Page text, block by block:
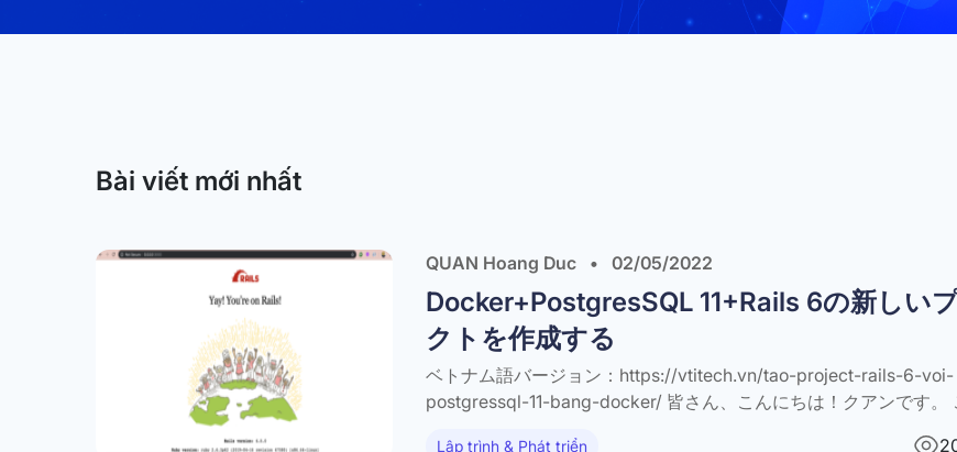
Bài viết mới nhất
QUAN Hoang Duc • 02/05/2022
Docker+PostgresSQL 11+Rails 6の新しい
クトを作成する
ベトナム語バージョン：https://vtitech.vn/tao-project-rails-6-voi-
postgressql-11-bang-docker/ 皆さん、こんにちは！クアンです。
Lập trình & Phát triển